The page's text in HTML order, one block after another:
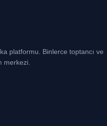
platformu. Binlerce toptancı ve
merkezi.